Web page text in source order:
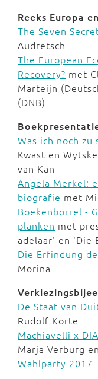
Reeks Europa
The Seven
Audretsch
The European
Recovery? met
Marteijn
(DNB)
Was ich noch zu
Kwast en
van Kan
Angela Merkel:
biografie met
Boekenborrel -
planken met
adelaar' en 'Die
Die Erfindung
Morina
De Staat van
Rudolf Korte
Machiavelli x
Marja Verburg
Wahlparty 2017